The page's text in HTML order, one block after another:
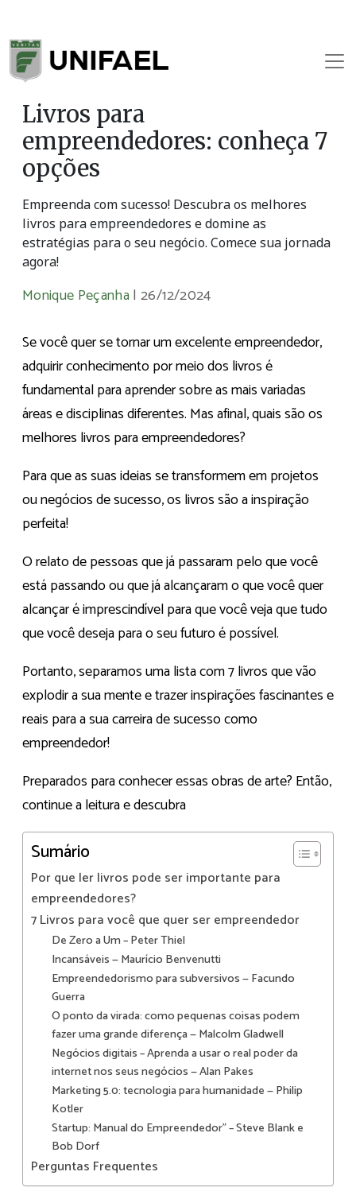
Livros para
empreendedores: conheça 7
opções
Empreenda com sucesso! Descubra os melhores
livros para empreendedores e domine as
estratégias para o seu negócio. Comece sua jornada
agora!
Monique Peçanha |26/12/2024
Se você quer se tornar um excelente empreendedor,
adquirir conhecimento por meio dos livros é
fundamental para aprender sobre as mais variadas
áreas e disciplinas diferentes. Mas afinal, quais são os
melhores livros para empreendedores?
Para que as suas ideias se transformem em projetos
ou negócios de sucesso, os livros são a inspiração
perfeita!
O relato de pessoas que já passaram pelo que você
está passando ou que já alcançaram o que você quer
alcançar é imprescindível para que você veja que tudo
que você deseja para o seu futuro é possível.
Portanto, separamos uma lista com 7 livros que vão
explodir a sua mente e trazer inspirações fascinantes e
reais para a sua carreira de sucesso como
empreendedor!
Preparados para conhecer essas obras de arte? Então,
continue a leitura e descubra
Sumário
Por que ler livros pode ser importante para
empreendedores?
7 Livros para você que quer ser empreendedor
De Zero a Um – Peter Thiel
Incansáveis — Maurício Benvenutti
Empreendedorismo para subversivos — Facundo
Guerra
O ponto da virada: como pequenas coisas podem
fazer uma grande diferença — Malcolm Gladwell
Negócios digitais – Aprenda a usar o real poder da
internet nos seus negócios — Alan Pakes
Marketing 5.0: tecnologia para humanidade — Philip
Kotler
Startup: Manual do Empreendedor” – Steve Blank e
Bob Dorf
Perguntas Frequentes